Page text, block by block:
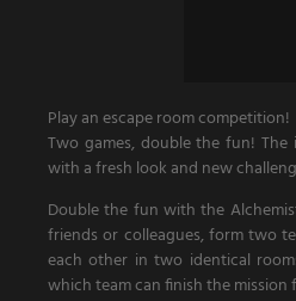
Play an escape room competition!
Two games, double the fun! The
with a fresh look and new
Double the fun with the
friends or colleagues, form two
each other in two identical
which team can finish the mission